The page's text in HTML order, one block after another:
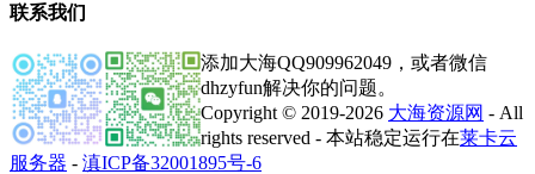
联系我们
添加大海QQ909962049，或者微信
dhzyfun解决你的问题。
Copyright © 2019-2026 大海资源网 - All
rights reserved - 本站稳定运行在莱卡云
服务器 - 滇ICP备32001895号-6